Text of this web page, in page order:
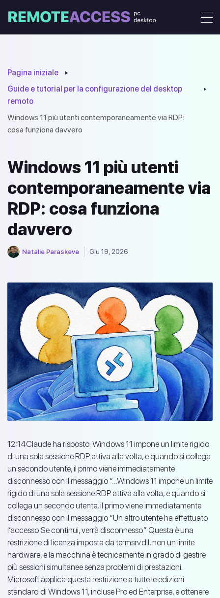
Pagina iniziale
Guide e tutorial per la configurazione del desktop
remoto
Windows 11 più utenti contemporaneamente via RDP:
cosa funziona davvero
Windows 11 più utenti
contemporaneamente via
RDP: cosa funziona
davvero
Natalie Paraskeva Giu 19, 2026
12:14Claude ha risposto: Windows 11 impone un limite rigido
di una sola sessione RDP attiva alla volta, e quando si collega
un secondo utente, il primo viene immediatamente
disconnesso con il messaggio “…Windows 11 impone un limite
rigido di una sola sessione RDP attiva alla volta, e quando si
collega un secondo utente, il primo viene immediatamente
disconnesso con il messaggio “Un altro utente ha effettuato
l’accesso. Se continui, verrà disconnesso.” Questa è una
restrizione di licenza imposta da termsrv.dll, non un limite
hardware, e la macchina è tecnicamente in grado di gestire
più sessioni simultanee senza problemi di prestazioni.
Microsoft applica questa restrizione a tutte le edizioni
standard di Windows 11, incluse Pro ed Enterprise, e ottenere